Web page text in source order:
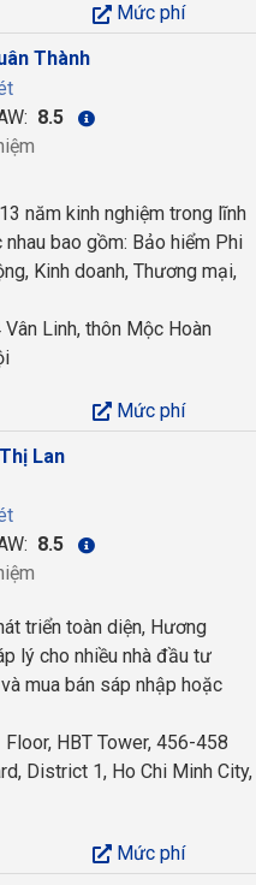
Mức phí
Thành
8.5
năm kinh nghiệm trong lĩnh
bao gồm: Bảo hiểm Phi
Kinh doanh, Thương mại,
Vân Linh, thôn Mộc Hoàn
Mức phí
Lan
8.5
triển toàn diện, Hương
lý cho nhiều nhà đầu tư
mua bán sáp nhập hoặc
Floor, HBT Tower, 456-458
District 1, Ho Chi Minh City,
Mức phí